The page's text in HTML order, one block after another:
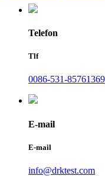
Telefon
Tlf
0086-531-85761369
E-mail
E-mail
info@drktest.com